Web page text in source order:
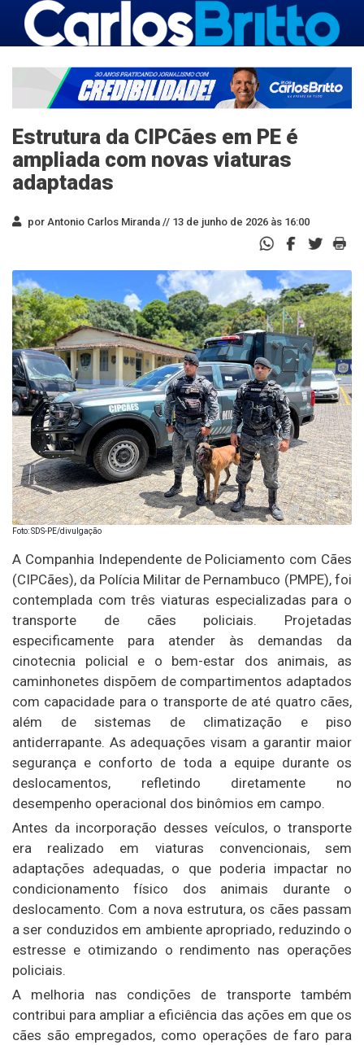
Estrutura da CIPCães em PE é
ampliada com novas viaturas
adaptadas
por Antonio Carlos Miranda // 13 de junho de 2026 às 16:00
Foto: SDS-PE/divulgação
A Companhia Independente de Policiamento com Cães
(CIPCães), da Polícia Militar de Pernambuco (PMPE), foi
contemplada com três viaturas especializadas para o
transporte de cães policiais. Projetadas
especificamente para atender às demandas da
cinotecnia policial e o bem-estar dos animais, as
caminhonetes dispõem de compartimentos adaptados
com capacidade para o transporte de até quatro cães,
além de sistemas de climatização e piso
antiderrapante. As adequações visam a garantir maior
segurança e conforto de toda a equipe durante os
deslocamentos, refletindo diretamente no
desempenho operacional dos binômios em campo.
Antes da incorporação desses veículos, o transporte
era realizado em viaturas convencionais, sem
adaptações adequadas, o que poderia impactar no
condicionamento físico dos animais durante o
deslocamento. Com a nova estrutura, os cães passam
a ser conduzidos em ambiente apropriado, reduzindo o
estresse e otimizando o rendimento nas operações
policiais.
A melhoria nas condições de transporte também
contribui para ampliar a eficiência das ações em que os
cães são empregados, como operações de faro para